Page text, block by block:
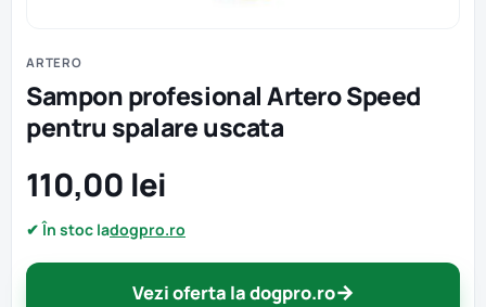
ARTERO
Sampon profesional Artero Speed
pentru spalare uscata
110,00 lei
✔ În stoc ladogpro.ro
Vezi oferta la dogpro.ro→